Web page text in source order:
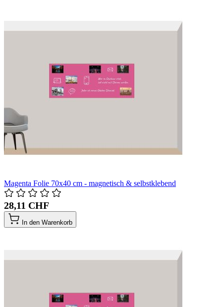
Magenta Folie 70x40 cm - magnetisch & selbstklebend
28,11 CHF
In den Warenkorb